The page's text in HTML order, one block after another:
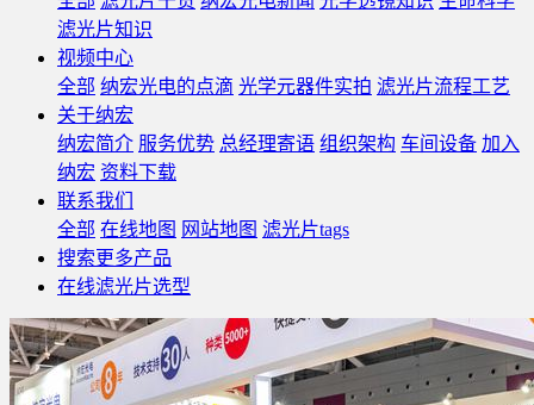
滤光片知识
视频中心
全部 纳宏光电的点滴 光学元器件实拍 滤光片流程工艺
关于纳宏
纳宏简介 服务优势 总经理寄语 组织架构 车间设备 加入
纳宏 资料下载
联系我们
全部 在线地图 网站地图 滤光片tags
搜索更多产品
在线滤光片选型